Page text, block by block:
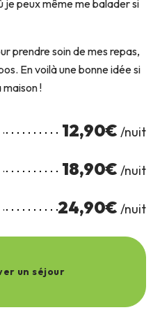
je peux même me balader si
prendre soin de mes repas,
En voilà une bonne idée si
maison !
12,90€ /nuit
18,90€ /nuit
24,90€ /nuit
un séjour